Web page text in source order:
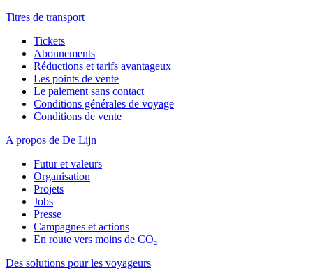
Titres de transport
Tickets
Abonnements
Réductions et tarifs avantageux
Les points de vente
Le paiement sans contact
Conditions générales de voyage
Conditions de vente
A propos de De Lijn
Futur et valeurs
Organisation
Projets
Jobs
Presse
Campagnes et actions
En route vers moins de CO₂
Des solutions pour les voyageurs